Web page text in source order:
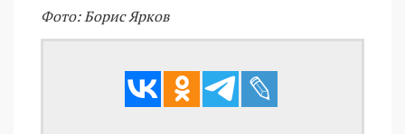
Фото: Борис Ярков